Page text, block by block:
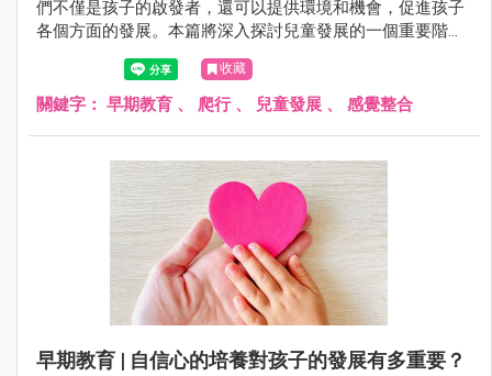
們不僅是孩子的啟發者，還可以提供環境和機會，促進孩子
各個方面的發展。本篇將深入探討兒童發展的一個重要階
段：爬行。通過了解兒童在爬行過程中的生理和感覺發展，
我們可以更好地理解為什麼爬行對孩子的成長至關重要。父
母和照顧者將在這本文章中找到有關如何支持和促進寶寶爬
收藏
關鍵字： 早期教育 、 爬行、 兒童發展 、 感覺整合
早期教育 | 自信心的培養對孩子的發展有多重要？